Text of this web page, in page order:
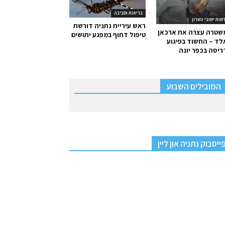
בריאות וסביבה
ראש עיריית נתניה דורשת
טיפול דחוף במפגע יתושים
ישובי השרון
עצרה את ארכאן
– החשוד בפיגוע
בכפר יונה
המובילים השבוע
פייסבוק נתניה און ליין